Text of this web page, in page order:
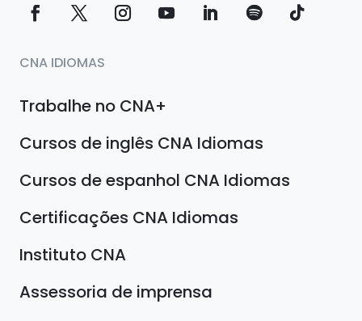
CNA IDIOMAS
Trabalhe no CNA+
Cursos de inglês CNA Idiomas
Cursos de espanhol CNA Idiomas
Certificações CNA Idiomas
Instituto CNA
Assessoria de imprensa